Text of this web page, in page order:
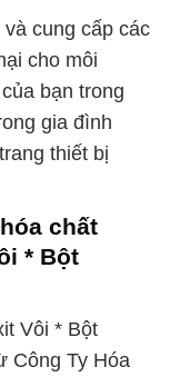
cung cấp các
cho môi
bạn trong
gia đình
thiết bị
chất
* Bột
Vôi * Bột
Công Ty Hóa